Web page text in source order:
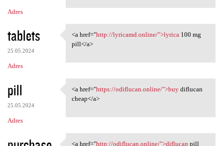
Adres
tablets
25.05.2024
Adres
<a href="http://lyricamd
<a href="http://lyricamd.online/">lyrica100 mg
pill</a>
pill
25.05.2024
Adres
<a href="https://odiflucan
<a href="https://odiflucan.online/">buydiflucan
cheap</a>
<a href="http://odiflucan.online/">diflucan pill